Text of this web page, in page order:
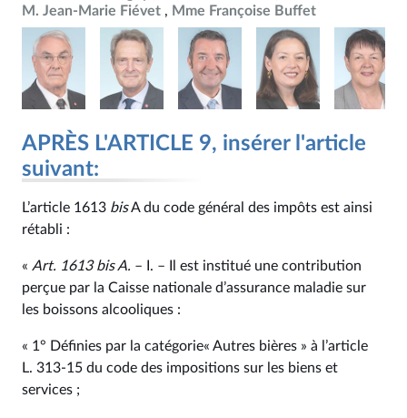
M. Jean-Marie Fiévet
Mme Françoise Buffet
APRÈS L'ARTICLE 9, insérer l'article
suivant:
L’article 1613 bisA du code général des impôts est ainsi
rétabli :
« Art. 1613bisA. – I. – Il est institué une contribution
perçue par la Caisse nationale d’assurance maladie sur
les boissons alcooliques :
« 1° Définies par la catégorie« Autres bières » à l’article
L. 313‑15 du code des impositions sur les biens et
services ;